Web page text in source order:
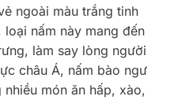
ngoài màu trắng tinh
nấm này mang đến
làm say lòng người
châu Á, nấm bào ngư
món ăn hấp, xào,